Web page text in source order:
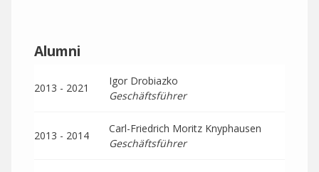
Alumni
2013 - 2021
Igor Drobiazko
Geschäftsführer
2013 - 2014
Carl-Friedrich Moritz Knyphausen
Geschäftsführer